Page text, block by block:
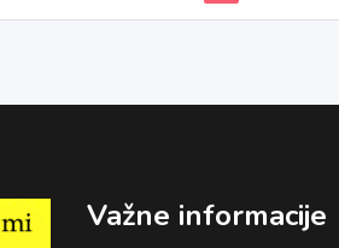
Važne informacije